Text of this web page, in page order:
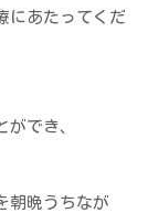
にあたってくだ
でき、
朝晩うちなが